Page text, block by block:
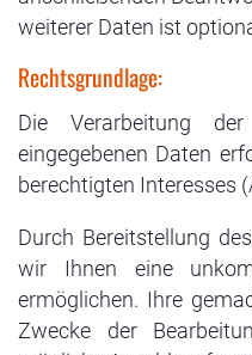
weiterer Daten ist
Rechtsgrundlage:
Die Verarbeitung
eingegebenen Daten
berechtigten Interesses
Durch Bereitstellung
wir Ihnen eine
ermöglichen. Ihre
Zwecke der